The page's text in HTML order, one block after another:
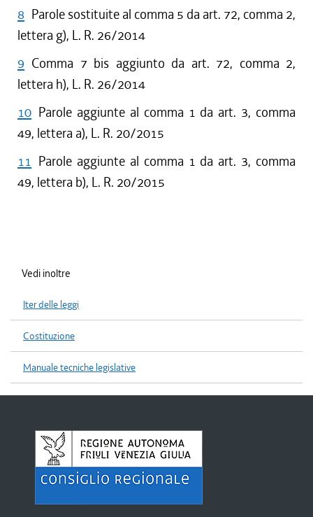
8 Parole sostituite al comma 5 da art. 72, comma 2,
lettera g), L. R. 26/2014
9 Comma 7 bis aggiunto da art. 72, comma 2,
lettera h), L. R. 26/2014
10 Parole aggiunte al comma 1 da art. 3, comma
49, lettera a), L. R. 20/2015
11 Parole aggiunte al comma 1 da art. 3, comma
49, lettera b), L. R. 20/2015
Vedi inoltre
Iter delle leggi
Costituzione
Manuale tecniche legislative